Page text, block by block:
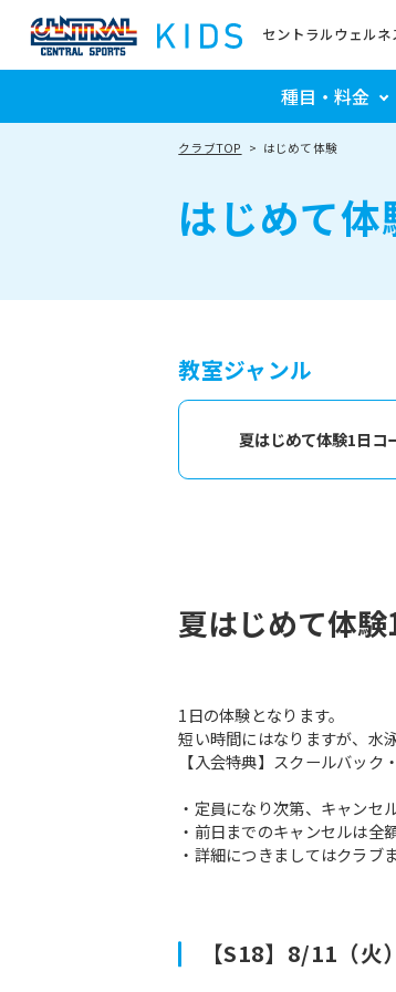
セントラルウェル
種目・料金
クラブTOP はじめて体験
はじめて
教室ジャンル
夏はじめて体験1日コ
夏はじめて体験
1日の体験となります。
短い時間にはなりますが、水
【入会特典】スクールバック
・定員になり次第、キャンセ
・前日までのキャンセルは
・詳細につきましてはクラブ
【S18】8/11（火